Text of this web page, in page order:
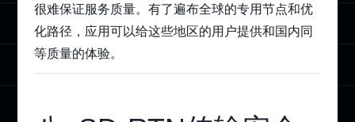
很难保证服务质量。有了遍布全球的专用节点和优
化路径，应用可以给这些地区的用户提供和国内同
等质量的体验。